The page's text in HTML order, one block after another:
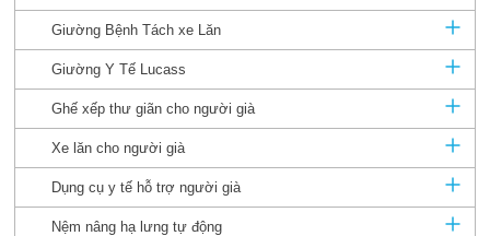
Giường Bệnh Tách xe Lăn
Giường Y Tế Lucass
Ghế xếp thư giãn cho người già
Xe lăn cho người già
Dụng cụ y tế hỗ trợ người già
Nệm nâng hạ lưng tự động